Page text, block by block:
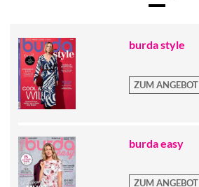
burda style
ZUM ANGEBOT
burda easy
ZUM ANGEBOT